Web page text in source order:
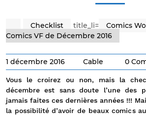
Checklist title_li= Comics
Comics VF de Décembre 2016
1 décembre 2016 Cable 0
Vous le croirez ou non, mais la
décembre est sans doute l’une des
jamais faites ces dernières années !!!
la possibilité d’avoir de beaux comics